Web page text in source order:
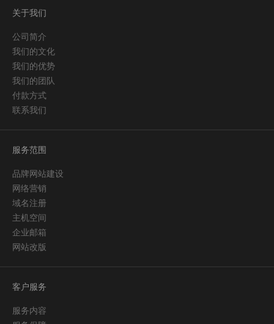
关于我们
公司简介
我们的文化
我们的优势
我们的团队
付款方式
联系我们
服务范围
品牌网站建设
网络营销
域名注册
主机空间
企业邮箱
网站改版
客户服务
服务内容